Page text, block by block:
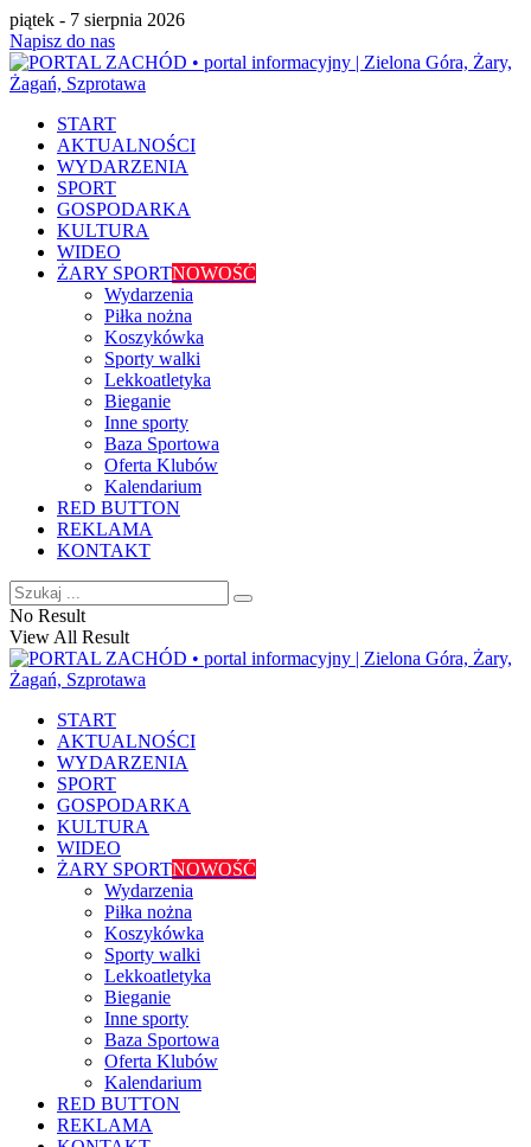
piątek - 7 sierpnia 2026
Napisz do nas
START
AKTUALNOŚCI
WYDARZENIA
SPORT
GOSPODARKA
KULTURA
WIDEO
ŻARY SPORTNOWOŚĆ
Wydarzenia
Piłka nożna
Koszykówka
Sporty walki
Lekkoatletyka
Bieganie
Inne sporty
Baza Sportowa
Oferta Klubów
Kalendarium
RED BUTTON
REKLAMA
KONTAKT
No Result
View All Result
START
AKTUALNOŚCI
WYDARZENIA
SPORT
GOSPODARKA
KULTURA
WIDEO
ŻARY SPORTNOWOŚĆ
Wydarzenia
Piłka nożna
Koszykówka
Sporty walki
Lekkoatletyka
Bieganie
Inne sporty
Baza Sportowa
Oferta Klubów
Kalendarium
RED BUTTON
REKLAMA